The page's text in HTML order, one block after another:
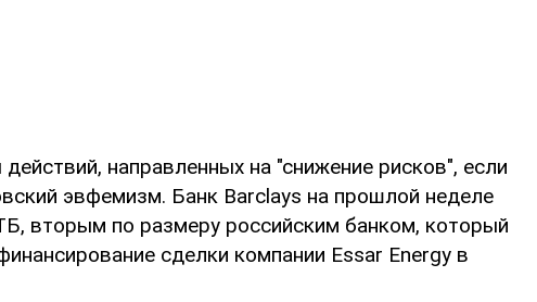
направленных на "снижение рисков", если
эвфемизм. Банк Barclays на прошлой неделе
вторым по размеру российским банком, который
сделки компании Essar Energy в